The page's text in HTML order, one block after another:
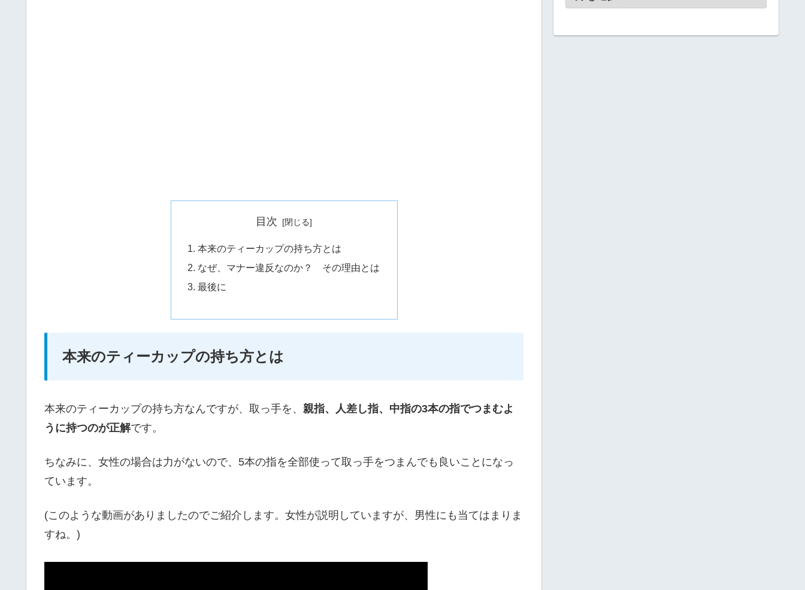
目次
本来のティーカップの持ち方とは
なぜ、マナー違反なのか？ その理由とは
最後に
本来のティーカップの持ち方とは
本来のティーカップの持ち方なんですが、取っ手を、 親指、人差し指、中指の3本の指でつまむよ
うに持つのが正解です。
ちなみに、女性の場合は力がないので、5本の指を全部使って取っ手をつまんでも良いことになっ
ています。
(このような動画がありましたのでご紹介します。女性が説明していますが、男性にも当てはまりま
すね。)